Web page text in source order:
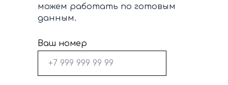
можем работать по готовым
данным.
Ваш номер